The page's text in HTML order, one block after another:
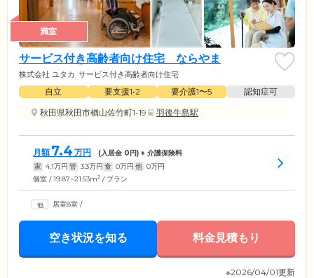
満室
サービス付き高齢者向け住宅 ならやま
株式会社 ユタカ サービス付き高齢者向け住宅
自立 要支援1•2 要介護1〜5
認知症可
秋田県秋田市楢山佐竹町1-19
羽後牛島駅
月額 7.4 万円 (入居金 0円) + 介護保険料
家 4.1万円 管 3.3万円 食 0万円 他 0万円
個室 / 19.87~21.53m2 / プラン
居室8室 /
空き状況を知る 料金見積もり
※2026/04/01更新